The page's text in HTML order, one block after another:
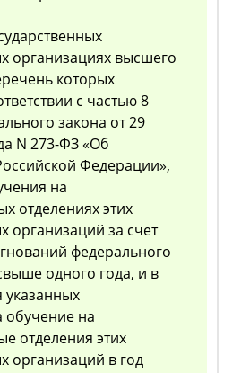
организациях высшего
которых
с частью 8
закона от 29
N 273-ФЗ «Об
Федерации»,
на
отделениях этих
организаций за счет
федерального
одного года, и в
указанных
на
отделения этих
организаций в год